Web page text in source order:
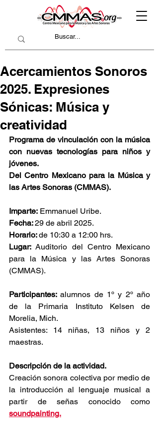
Acercamientos Sonoros
2025. Expresiones
Sónicas: Música y
creatividad
Programa de vinculación con la música
con nuevas tecnologías para niños y
jóvenes.
Del Centro Mexicano para la Música y
las Artes Sonoras (CMMAS).
Imparte: Emmanuel Uribe.
Fecha: 29 de abril 2025.
Horario: de 10:30 a 12:00 hrs.
Lugar: Auditorio del Centro Mexicano
para la Música y las Artes Sonoras
(CMMAS).
Participantes: alumnos de 1º y 2º año
de la Primaria Instituto Kelsen de
Morelia, Mich.
Asistentes: 14 niñas, 13 niños y 2
maestras.
Descripción de la actividad.
Creación sonora colectiva por medio de
la introducción al lenguaje musical a
soundpainting.